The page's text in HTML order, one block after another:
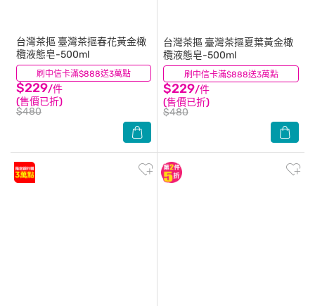
刷中信卡滿$888送3萬點
台灣茶摳 臺灣茶摳春花黃金橄
欖液態皂-500ml
$229/件
(售價已折)
$480
(0) 刷中信卡滿$888送3萬點
台灣茶摳 臺灣茶摳夏葉黃金橄
欖液態皂-500ml
$229/件
(售價已折)
$480
(0)